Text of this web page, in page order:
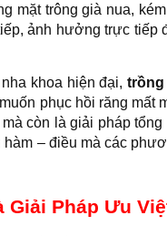
mặt trông già nua,
ảnh hưởng trực tiếp
khoa hiện đại, trồng
phục hồi răng mất
còn là giải pháp
– điều mà các
Giải Pháp Ưu